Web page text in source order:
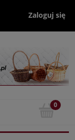
Zaloguj się